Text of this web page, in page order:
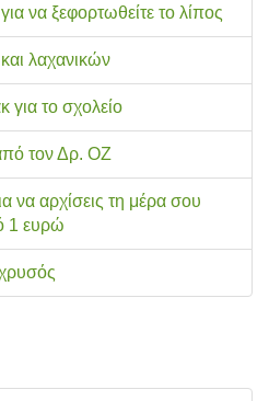
να ξεφορτωθείτε το λίπος
λαχανικών
για το σχολείo
τον Δρ. ΟΖ
να αρχίσεις τη μέρα σου
1 ευρώ